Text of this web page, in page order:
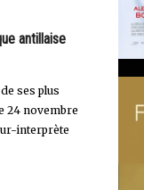
antillaise
ses plus
24 novembre
interprète